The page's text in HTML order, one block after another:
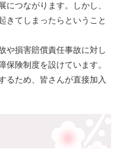
つながります。しかし、
きてしまったらということ
や損害賠償責任事故に対し
保険制度を設けています。
るため、皆さんが直接加入